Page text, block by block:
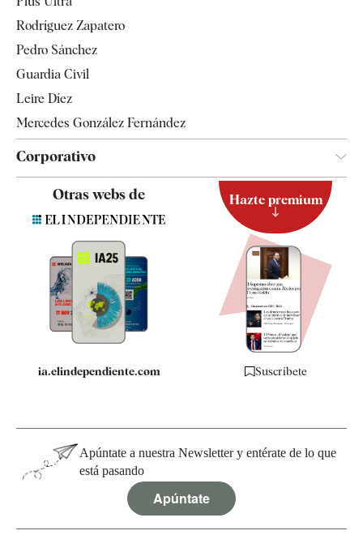
Televisión
Rodríguez Zapatero
Pedro Sánchez
Guardia Civil
Leire Díez
Mercedes González Fernández
Corporativo
Contacto
Quiénes somos
Especificaciones
Otras webs de
ia.elindependiente.com
Hazte premium
Suscríbete
Apúntate a nuestra Newsletter y entérate de lo que
está pasando
Apúntate